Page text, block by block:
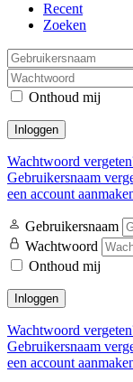
Recent
Zoeken
Onthoud mij
Inloggen
Wachtwoord
Gebruikersnaam
een account
Gebruikersnaam
Wachtwoord
Onthoud mij
Inloggen
Wachtwoord
Gebruikersnaam
een account